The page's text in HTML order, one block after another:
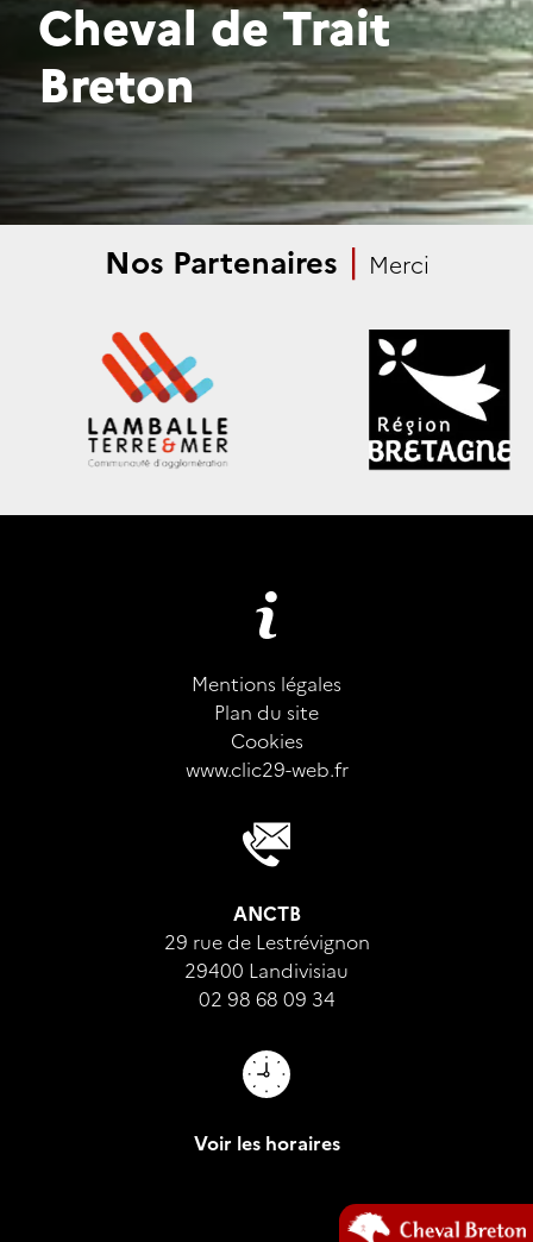
Cheval de Trait
Breton
Nos Partenaires | Merci
Mentions légales
Plan du site
Cookies
www.clic29-web.fr
ANCTB
29 rue de Lestrévignon
29400 Landivisiau
02 98 68 09 34
Voir les horaires